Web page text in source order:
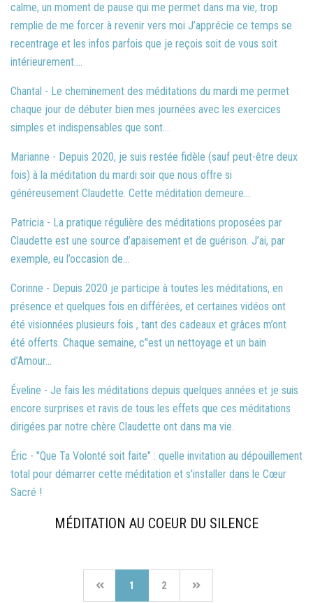
MÉDITATION AU COEUR DU SILENCE
calme, un moment de pause qui me permet dans ma vie, trop
remplie de me forcer à revenir vers moi J’apprécie ce temps se
recentrage et les infos parfois que je reçois soit de vous soit
intérieurement....
Chantal - Le cheminement des méditations du mardi me permet
chaque jour de débuter bien mes journées avec les exercices
simples et indispensables que sont...
Marianne - Depuis 2020, je suis restée fidèle (sauf peut-être deux
fois) à la méditation du mardi soir que nous offre si
généreusement Claudette. Cette méditation demeure...
Patricia - La pratique régulière des méditations proposées par
Claudette est une source d’apaisement et de guérison. J’ai, par
exemple, eu l’occasion de...
Corinne - Depuis 2020 je participe à toutes les méditations, en
présence et quelques fois en différées, et certaines vidéos ont
été visionnées plusieurs fois , tant des cadeaux et grâces m’ont
été offerts. Chaque semaine, c’'est un nettoyage et un bain
d’Amour...
Éveline - Je fais les méditations depuis quelques années et je suis
encore surprises et ravis de tous les effets que ces méditations
dirigées par notre chère Claudette ont dans ma vie.
Éric - "Que Ta Volonté soit faite" : quelle invitation au dépouillement
total pour démarrer cette méditation et s'installer dans le Cœur
Sacré !
1 2